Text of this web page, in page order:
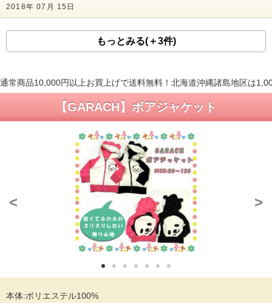
2018年 07月 15日
もっとみる(＋3件)
通常商品10,000円以上お買上げで送料無料！北海道沖縄諸島地区は
【GARACH】ボアジャケット
< >
本体:ポリエステル100%